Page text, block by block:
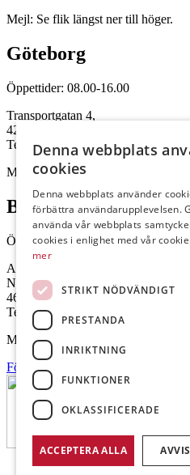
Mejl: Se flik längst ner till höger.
Göteborg
Öppettider: 08.00-16.00
Transportgatan 4,
422 46 Hisings Backa
Telefon: 0708-115352
Mejl: Se flik längst ner till höger.
Brålanda
Öppettider: 07:00-16:00
Andrésen Maskin i Brålanda AB
Nuntorp 301
464 64 Brålanda
Telefon: 0521-57 57 30
Mejl: Se flik längst ner till höger.
Följ oss på Facebook
Denna webbplats
cookies
Denna webbplats använder
förbättra användarupplevelsen.
använda vår webbplats
cookies i enlighet med vår
mer
STRIKT NÖDVÄNDIGT
PRESTANDA
INRIKTNING
FUNKTIONER
OKLASSIFICERADE
ACCEPTERA ALLA